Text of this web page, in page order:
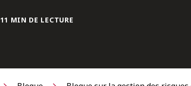
11 MIN DE LECTURE